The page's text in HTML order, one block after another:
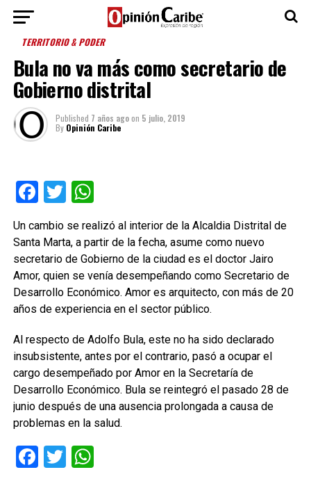
TERRITORIO & PODER
Bula no va más como secretario de
Gobierno distrital
Published 7 años agoon 5 julio, 2019
By Opinión Caribe
Facebook
TwitterWhatsApp
Un cambio se realizó al interior de la Alcaldia Distrital de
Santa Marta, a partir de la fecha, asume como nuevo
secretario de Gobierno de la ciudad es el doctor Jairo
Amor, quien se venía desempeñando como Secretario de
Desarrollo Económico. Amor es arquitecto, con más de 20
años de experiencia en el sector público.
Al respecto de Adolfo Bula, este no ha sido declarado
insubsistente, antes por el contrario, pasó a ocupar el
cargo desempeñado por Amor en la Secretaría de
Desarrollo Económico. Bula se reintegró el pasado 28 de
junio después de una ausencia prolongada a causa de
problemas en la salud.
Facebook
TwitterWhatsApp